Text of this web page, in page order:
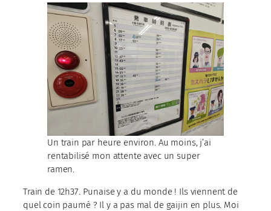
Un train par heure environ. Au moins, j’ai
rentabilisé mon attente avec un super
ramen.
Train de 12h37. Punaise y a du monde ! Ils viennent de
quel coin paumé ? Il y a pas mal de gaijin en plus. Moi